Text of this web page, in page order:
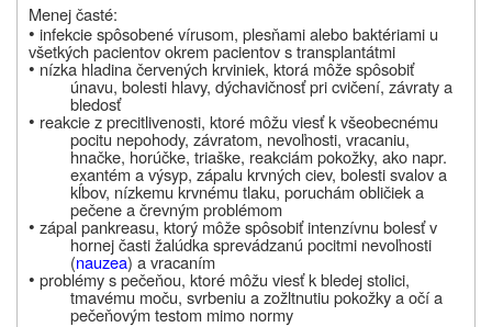
Menej časté:
• infekcie spôsobené vírusom, plesňami alebo baktériami u
všetkých pacientov okrem pacientov s transplantátmi
• nízka hladina červených krviniek, ktorá môže spôsobiť
únavu, bolesti hlavy, dýchavičnosť pri cvičení, závraty a
bledosť
• reakcie z precitlivenosti, ktoré môžu viesť k všeobecnému
pocitu nepohody, závratom, nevoľnosti, vracaniu,
hnačke, horúčke, triaške, reakciám pokožky, ako napr.
exantém a výsyp, zápalu krvných ciev, bolesti svalov a
kĺbov, nízkemu krvnému tlaku, poruchám obličiek a
pečene a črevným problémom
• zápal pankreasu, ktorý môže spôsobiť intenzívnu bolesť v
hornej časti žalúdka sprevádzanú pocitmi nevoľnosti
(nauzea) a vracaním
• problémy s pečeňou, ktoré môžu viesť k bledej stolici,
tmavému moču, svrbeniu a zožltnutiu pokožky a očí a
pečeňovým testom mimo normy